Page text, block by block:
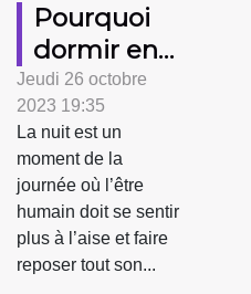
Pourquoi
dormir en
Pyjama ?
Jeudi 26 octobre
2023 19:35
La nuit est un
moment de la
journée où l’être
humain doit se sentir
plus à l’aise et faire
reposer tout son...